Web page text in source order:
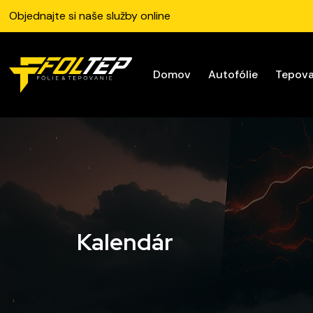
Objednajte si naše služby online
Domov Autofólie
Kalendár